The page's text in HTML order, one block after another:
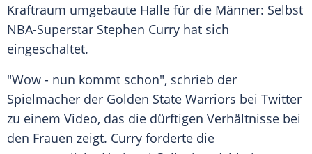
Kraftraum umgebaute Halle für die Männer: Selbst
NBA-Superstar Stephen Curry hat sich
eingeschaltet.
"Wow - nun kommt schon", schrieb der
Spielmacher der Golden State Warriors bei Twitter
zu einem Video, das die dürftigen Verhältnisse bei
den Frauen zeigt. Curry forderte die